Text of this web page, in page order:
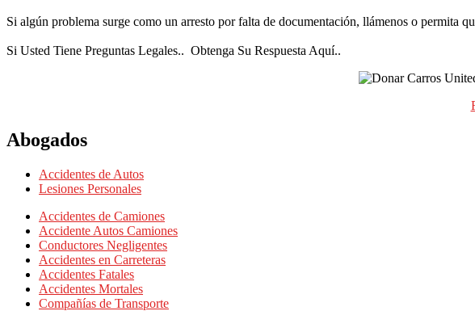
Si algún problema surge como un arresto por falta de documentación, llámenos o permita
Si Usted Tiene Preguntas Legales.. Obtenga Su Respuesta Aquí..
Abogados
Accidentes de Autos
Lesiones Personales
Accidentes de Camiones
Accidente Autos Camiones
Conductores Negligentes
Accidentes en Carreteras
Accidentes Fatales
Accidentes Mortales
Compañías de Transporte